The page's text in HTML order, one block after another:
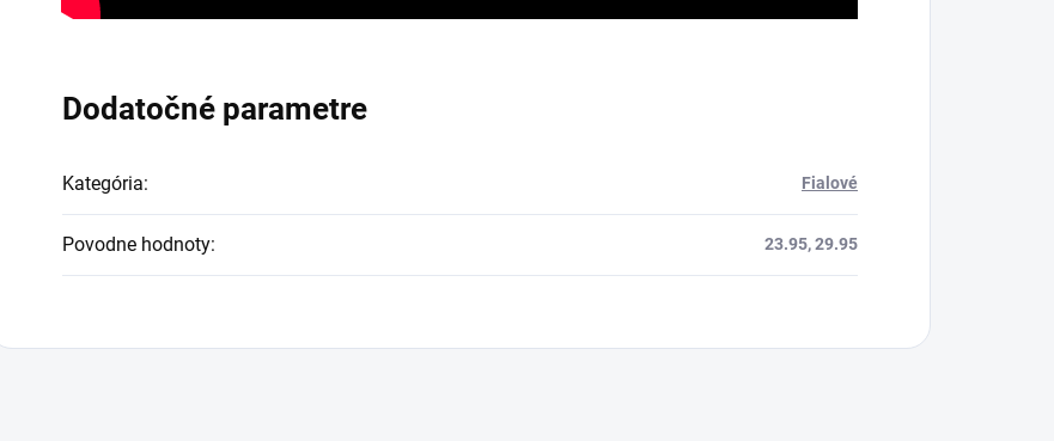
Dodatočné parametre
Kategória: Fialové
Povodne hodnoty: 23.95, 29.95